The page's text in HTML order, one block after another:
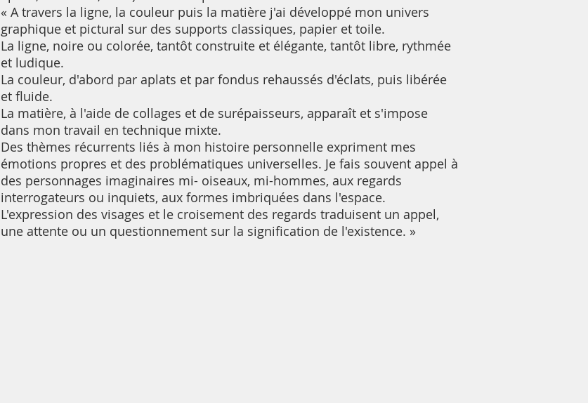
« A travers la ligne, la couleur puis la matière j'ai développé mon univers
graphique et pictural sur des supports classiques, papier et toile.
La ligne, noire ou colorée, tantôt construite et élégante, tantôt libre, rythmée
et ludique.
La couleur, d'abord par aplats et par fondus rehaussés d'éclats, puis libérée
et fluide.
La matière, à l'aide de collages et de surépaisseurs, apparaît et s'impose
dans mon travail en technique mixte.
Des thèmes récurrents liés à mon histoire personnelle expriment mes
émotions propres et des problématiques universelles. Je fais souvent appel à
des personnages imaginaires mi- oiseaux, mi-hommes, aux regards
interrogateurs ou inquiets, aux formes imbriquées dans l'espace.
L'expression des visages et le croisement des regards traduisent un appel,
une attente ou un questionnement sur la signification de l'existence. »